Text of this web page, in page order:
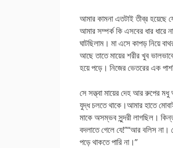
আমার কামনা এতটাই তীব্র হয়েছে
আমার সম্পর্ক কি এসবের ধার
ঘাটছিলাম। মা এসে কাপড় নিয়ে
আছে তাতে মায়ের শরীর খুব
হয়ে পড়ে। নিজের ভেতরের এক
সে সত্ত্বা মায়ের দেহ আর রুপের
যুদ্ধ চলতে থাকে।আমার হাতে
মাকে অসম্ভব সুন্দরী লাগছিল।
বদলাতে গেলে যে!”“আর বলিস
পড়ে থাকতে পারি না।”